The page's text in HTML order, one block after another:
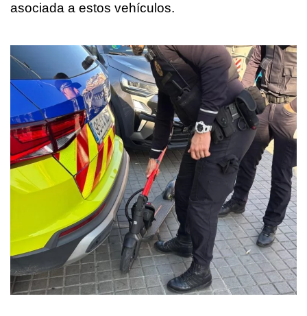
asociada a estos vehículos.